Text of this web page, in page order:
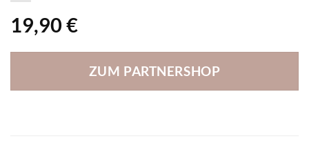
19,90 €
ZUM PARTNERSHOP